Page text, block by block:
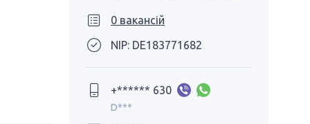
0 вакансій
NIP: DE183771682
+****** 630
D***